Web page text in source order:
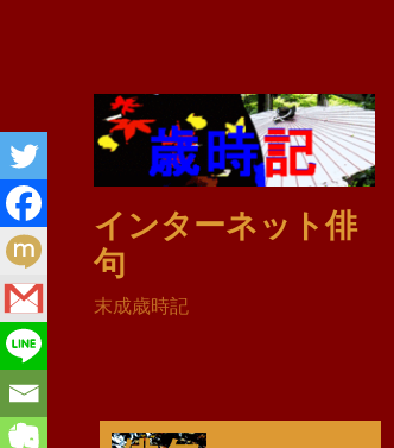
インターネット俳
句
末成歳時記